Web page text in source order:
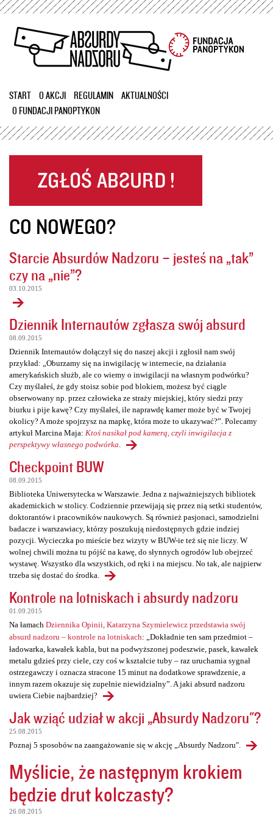
Przejdź
treści
START O AKCJI REGULAMIN
AKTUALNOŚCI
O FUNDACJI PANOPTYKON
CO NOWEGO?
Starcie Absurdów Nadzoru – jesteś na „tak”
czy na „nie”?
03.10.2015
Dziennik Internautów zgłasza swój absurd
08.09.2015
Dziennik Internautów dołączył się do naszej akcji i zgłosił nam swój
przykład: „Oburzamy się na inwigilację w internecie, na działania
amerykańskich służb, ale co wiemy o inwigilacji na własnym podwórku?
Czy myślałeś, że gdy stoisz sobie pod blokiem, możesz być ciągle
obserwowany np. przez człowieka ze straży miejskiej, który siedzi przy
biurku i pije kawę? Czy myślałeś, ile naprawdę kamer może być w Twojej
okolicy? A może spojrzysz na mapkę, która może to ukazywać?”. Polecamy
artykuł Marcina Maja: Ktoś nasikał pod kamerą, czyli inwigilacja z
perspektywy własnego podwórka
Checkpoint BUW
08.09.2015
Biblioteka Uniwersytecka w Warszawie. Jedna z najważniejszych bibliotek
akademickich w stolicy. Codziennie przewijają się przez nią setki studentów,
doktorantów i pracowników naukowych. Są również pasjonaci, samodzielni
badacze i warszawiacy, którzy poszukują niedostępnych gdzie indziej
pozycji. Wycieczka po mieście bez wizyty w BUW-ie też się nie liczy. W
wolnej chwili można tu pójść na kawę, do słynnych ogrodów lub obejrzeć
wystawę. Wszystko dla wszystkich, od ręki i na miejscu. No tak, ale najpierw
trzeba się dostać do środka.
Kontrole na lotniskach i absurdy nadzoru
01.09.2015
Na łamach Dziennika Opinii, Katarzyna Szymielewicz przedstawia swój
absurd nadzoru – kontrole na lotniskach: „Dokładnie ten sam przedmiot –
ładowarka, kawałek kabla, but na podwyższonej podeszwie, pasek, kawałek
metalu gdzieś przy ciele, czy coś w kształcie tuby – raz uruchamia sygnał
ostrzegawczy i oznacza stracone 15 minut na dodatkowe sprawdzenie, a
innym razem okazuje się zupełnie niewidzialny”. A jaki absurd nadzoru
uwiera Ciebie najbardziej?
Jak wziąć udział w akcji „Absurdy Nadzoru"?
25.08.2015
Poznaj 5 sposobów na zaangażowanie się w akcję „Absurdy Nadzoru".
Myślicie, że następnym krokiem
będzie drut kolczasty?
26.08.2015